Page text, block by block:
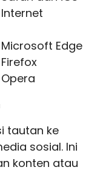
Internet
Microsoft Edge
Firefox
Opera
tautan ke
sosial. Ini
konten atau